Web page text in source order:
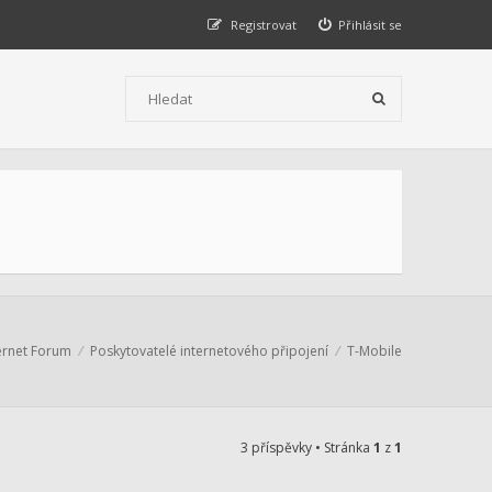
Přihlásit se
Registrovat
Forum Poskytovatelé internetového připojení T-Mobile
3 příspěvky • Stránka 1 z1